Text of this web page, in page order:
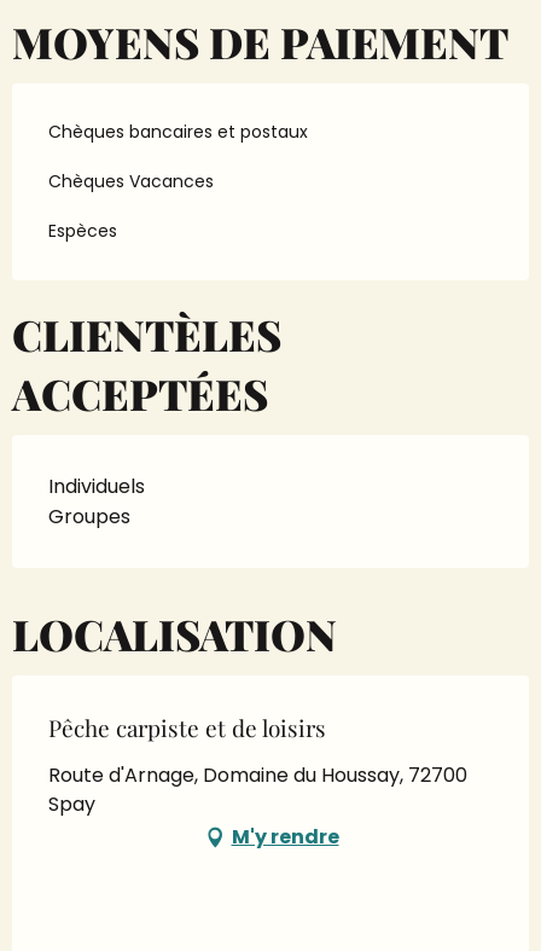
MOYENS DE PAIEMENT
Chèques bancaires et postaux
Chèques Vacances
Espèces
CLIENTÈLES
ACCEPTÉES
Individuels
Groupes
LOCALISATION
Pêche carpiste et de loisirs
Route d'Arnage, Domaine du Houssay, 72700
Spay
M'y rendre